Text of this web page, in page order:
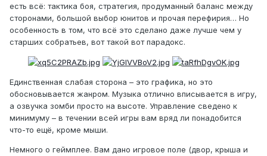
есть всё: тактика боя, стратегия, продуманный баланс между
сторонами, большой выбор юнитов и прочая перефирия… Но
особенность в том, что всё это сделано даже лучше чем у
старших собратьев, вот такой вот парадокс.
Единственная слабая сторона – это графика, но это
обосновывается жанром. Музыка отлично вписывается в игру,
а озвучка зомби просто на высоте. Управление сведено к
минимуму – в течении всей игры вам вряд ли понадобится
что-то ещё, кроме мыши.
Немного о геймплее. Вам дано игровое поле (двор, крыша и